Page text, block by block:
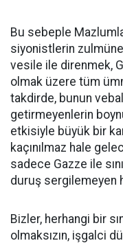
Bu sebeple
siyonistlerin zulmüne
vesile ile direnmek,
olmak üzere tüm
takdirde, bunun
getirmeyenlerin
etkisiyle büyük bir
kaçınılmaz hale
sadece Gazze ile
duruş sergilemeyen
Bizler, herhangi bir
olmaksızın, işgalci